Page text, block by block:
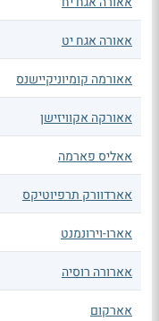
אאורה אגח יט
אאורמה קומיוניקיישנס
אאורקה אקוויזישן
אאליס פארמה
אארדוורק תרפיוטיקס
אארו-וירונמנט
אארורה רוסיה
אארקום